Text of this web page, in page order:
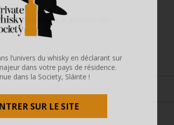
initié dans le menu du site
l’univers du whisky en déclarant sur
dans votre pays de résidence.
dans la Society, Sláinte !
SUR LE SITE